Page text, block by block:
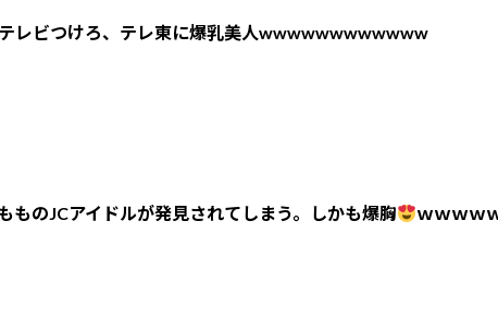
テレビつけろ、テレ東に爆乳美人wwwwwwwwwwww
ものJCアイドルが発見されてしまう。しかも爆胸 ｗｗｗｗ